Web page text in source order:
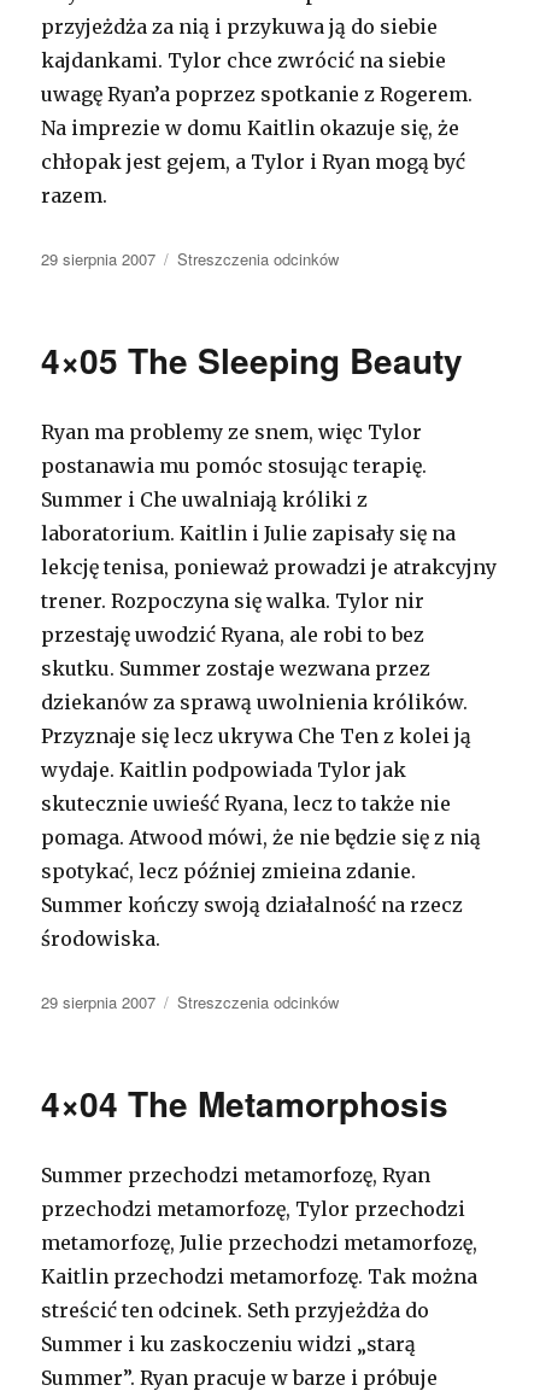
przyjeżdża za nią i przykuwa ją do siebie
kajdankami. Tylor chce zwrócić na siebie
uwagę Ryan’a poprzez spotkanie z Rogerem.
Na imprezie w domu Kaitlin okazuje się, że
chłopak jest gejem, a Tylor i Ryan mogą być
razem.
Opublikowano
29 sierpnia 2007 Kategorie
Streszczenia odcinków
4×05 The Sleeping Beauty
Ryan ma problemy ze snem, więc Tylor
postanawia mu pomóc stosując terapię.
Summer i Che uwalniają króliki z
laboratorium. Kaitlin i Julie zapisały się na
lekcję tenisa, ponieważ prowadzi je atrakcyjny
trener. Rozpoczyna się walka. Tylor nir
przestaję uwodzić Ryana, ale robi to bez
skutku. Summer zostaje wezwana przez
dziekanów za sprawą uwolnienia królików.
Przyznaje się lecz ukrywa Che Ten z kolei ją
wydaje. Kaitlin podpowiada Tylor jak
skutecznie uwieść Ryana, lecz to także nie
pomaga. Atwood mówi, że nie będzie się z nią
spotykać, lecz później zmieina zdanie.
Summer kończy swoją działalność na rzecz
środowiska.
Opublikowano
29 sierpnia 2007 Kategorie
Streszczenia odcinków
4×04 The Metamorphosis
Summer przechodzi metamorfozę, Ryan
przechodzi metamorfozę, Tylor przechodzi
metamorfozę, Julie przechodzi metamorfozę,
Kaitlin przechodzi metamorfozę. Tak można
streścić ten odcinek. Seth przyjeżdża do
Summer i ku zaskoczeniu widzi „starą
Summer”. Ryan pracuje w barze i próbuje